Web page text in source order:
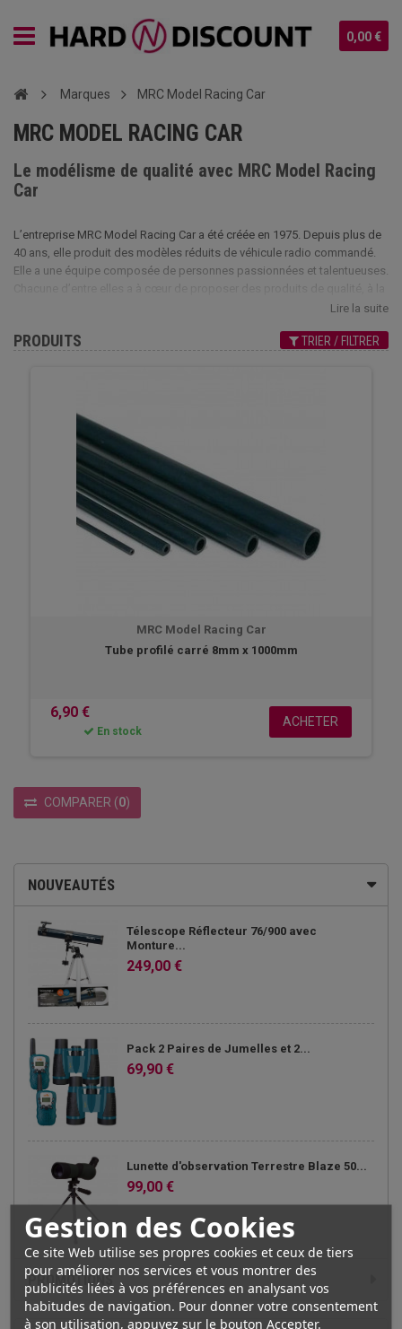
0,00 €
Gestion des Cookies
Ce site Web utilise ses propres cookies et ceux de tiers
pour améliorer nos services et vous montrer des
publicités liées à vos préférences en analysant vos
habitudes de navigation. Pour donner votre consentement
à son utilisation, appuyez sur le bouton Accepter.
Marques MRC Model Racing Car
NOUVEAUTÉS
Télescope Réflecteur 76/900 avec
Monture...
249,00 €
Pack 2 Paires de Jumelles et 2...
69,90 €
Lunette d'observation Terrestre Blaze 50...
99,00 €
PROMOTIONS
MRC MODEL RACING CAR
Le modélisme de qualité avec MRC Model Racing
Car
L’entreprise MRC Model Racing Car a été créée en 1975. Depuis plus de
40 ans, elle produit des modèles réduits de véhicule radio commandé.
Elle a une équipe composée de personnes passionnées et talentueuses.
pointe de la technologie. De nombreuses grandes marques évoluant
d’expérience de MRC Model Racing Car lui a permis de devenir le
électroniques. La société fabrique également différentes pièces
détachées à l’attention de tous ceux qui possèdent un véhicule radio
commandé. Ces produits répondent parfaitement à la hauteur des
exigences et des attentes de tous les modélistes, des débutants aux
experts. Ces derniers participent effectivement aux compétitions de haut
Lire la suite
PRODUITS TRIER / FILTRER
MRC Model Racing Car
Tube profilé carré 8mm x 1000mm
6,90 €
En stock
ACHETER
COMPARER (0)